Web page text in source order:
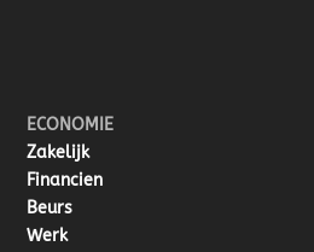
ECONOMIE
Zakelijk
Financien
Beurs
Werk